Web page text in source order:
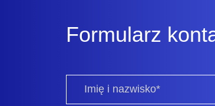
Formularz